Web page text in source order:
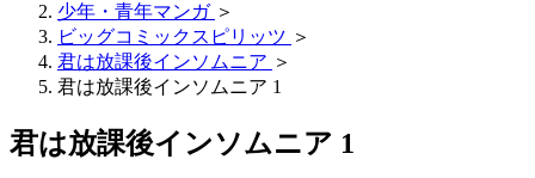
少年・青年マンガ ＞
ビッグコミックスピリッツ ＞
君は放課後インソムニア ＞
君は放課後インソムニア 1
君は放課後インソムニア 1